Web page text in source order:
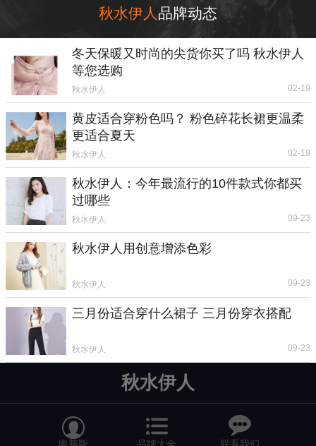
秋水伊人 品牌动态
冬天保暖又时尚的尖货你买了吗 秋水伊人
等您选购
秋水伊人 02-19
黄皮适合穿粉色吗？ 粉色碎花长裙更温柔
更适合夏天
秋水伊人 02-19
秋水伊人：今年最流行的10件款式你都买
过哪些
秋水伊人 09-23
秋水伊人用创意增添色彩
秋水伊人 09-23
三月份适合穿什么裙子 三月份穿衣搭配
秋水伊人 09-23
秋水伊人
 